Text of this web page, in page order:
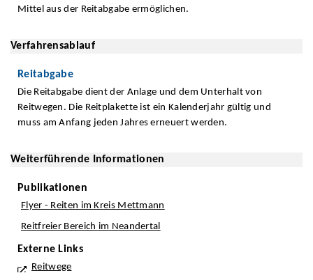
Mittel aus der Reitabgabe ermöglichen.
Verfahrensablauf
Reitabgabe
Die Reitabgabe dient der Anlage und dem Unterhalt von
Reitwegen. Die Reitplakette ist ein Kalenderjahr gültig und
muss am Anfang jeden Jahres erneuert werden.
Weiterführende Informationen
Publikationen
Flyer - Reiten im Kreis Mettmann
Reitfreier Bereich im Neandertal
Externe Links
Reitwege